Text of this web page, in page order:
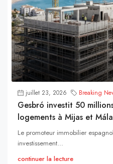
juillet 23, 2026 Breaking
Gesbró investit 50
logements à Mijas et
Le promoteur immobilier
investissement...
continuer la lecture